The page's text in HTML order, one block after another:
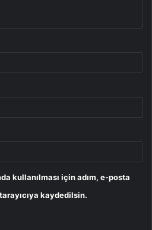
kullanılması için adım, e-posta
kaydedilsin.